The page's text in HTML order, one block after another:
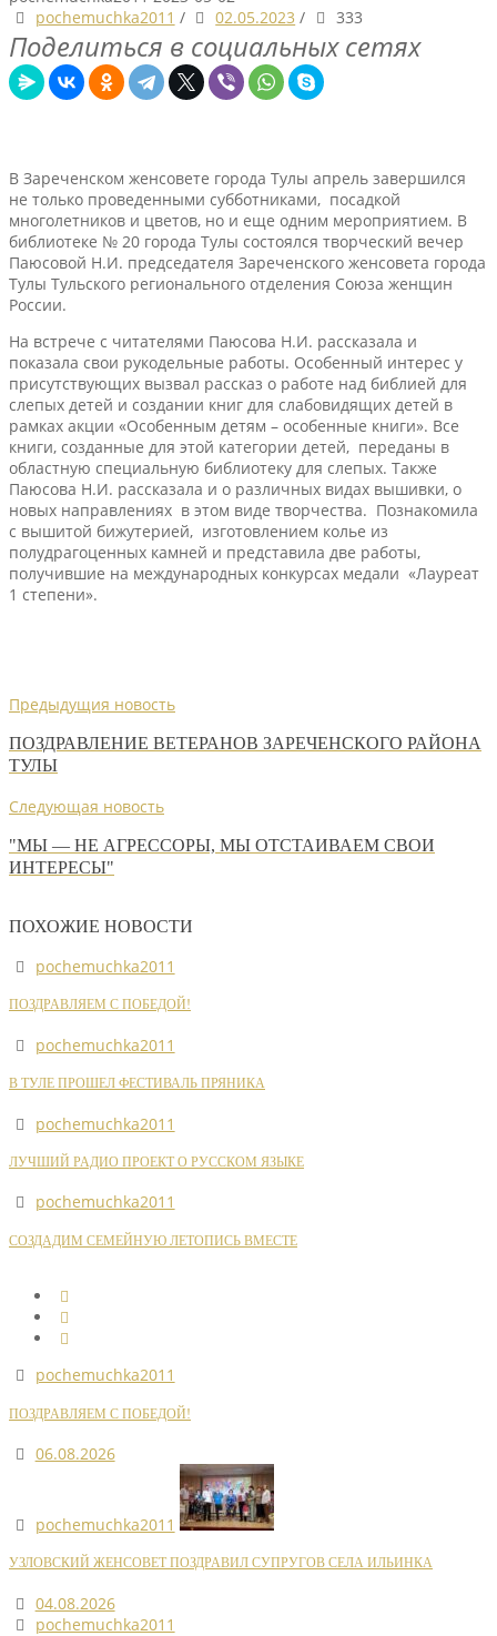
pochemuchka2011 / 02.05.2023 / 333
Поделиться в социальных сетях
В Зареченском женсовете города Тулы апрель завершился
не только проведенными субботниками, посадкой
многолетников и цветов, но и еще одним мероприятием. В
библиотеке № 20 города Тулы состоялся творческий вечер
Паюсовой Н.И. председателя Зареченского женсовета города
Тулы Тульского регионального отделения Союза женщин
России.
На встрече с читателями Паюсова Н.И. рассказала и
показала свои рукодельные работы. Особенный интерес у
присутствующих вызвал рассказ о работе над библией для
слепых детей и создании книг для слабовидящих детей в
рамках акции «Особенным детям – особенные книги». Все
книги, созданные для этой категории детей, переданы в
областную специальную библиотеку для слепых. Также
Паюсова Н.И. рассказала и о различных видах вышивки, о
новых направлениях в этом виде творчества. Познакомила
с вышитой бижутерией, изготовлением колье из
полудрагоценных камней и представила две работы,
получившие на международных конкурсах медали «Лауреат
1 степени».
Предыдущия новость
ПОЗДРАВЛЕНИЕ ВЕТЕРАНОВ ЗАРЕЧЕНСКОГО РАЙОНА
ТУЛЫ
Следующая новость
"МЫ — НЕ АГРЕССОРЫ, МЫ ОТСТАИВАЕМ СВОИ
ИНТЕРЕСЫ"
ПОХОЖИЕ НОВОСТИ
pochemuchka2011
ПОЗДРАВЛЯЕМ С ПОБЕДОЙ!
pochemuchka2011
В ТУЛЕ ПРОШЕЛ ФЕСТИВАЛЬ ПРЯНИКА
pochemuchka2011
ЛУЧШИЙ РАДИО ПРОЕКТ О РУССКОМ ЯЗЫКЕ
pochemuchka2011
СОЗДАДИМ СЕМЕЙНУЮ ЛЕТОПИСЬ ВМЕСТЕ
pochemuchka2011
ПОЗДРАВЛЯЕМ С ПОБЕДОЙ!
06.08.2026
pochemuchka2011
УЗЛОВСКИЙ ЖЕНСОВЕТ ПОЗДРАВИЛ СУПРУГОВ СЕЛА ИЛЬИНКА
04.08.2026
pochemuchka2011